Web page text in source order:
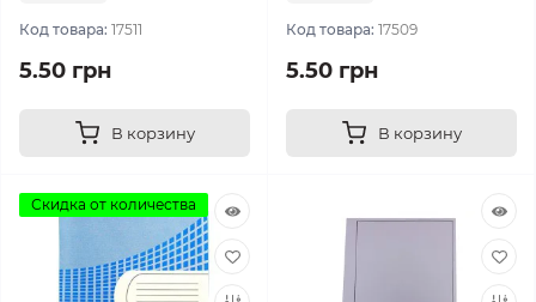
Код товара: 17511
5.50 грн
В корзину
Код товара: 17509
5.50 грн
В корзину
Скидка от количества